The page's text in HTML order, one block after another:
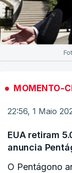
MOMENTO-
22:56, 1 Maio
EUA retiram
anuncia
O Pentágono